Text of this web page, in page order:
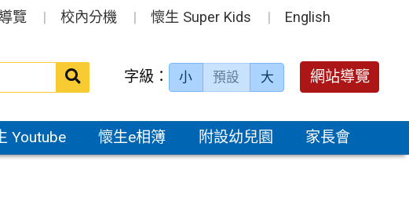
覽 校內分機 懷生 Super Kids English
送出 字級： 小 預設 大 網站導覽
Youtube 懷生e相簿 附設幼兒園 家長會